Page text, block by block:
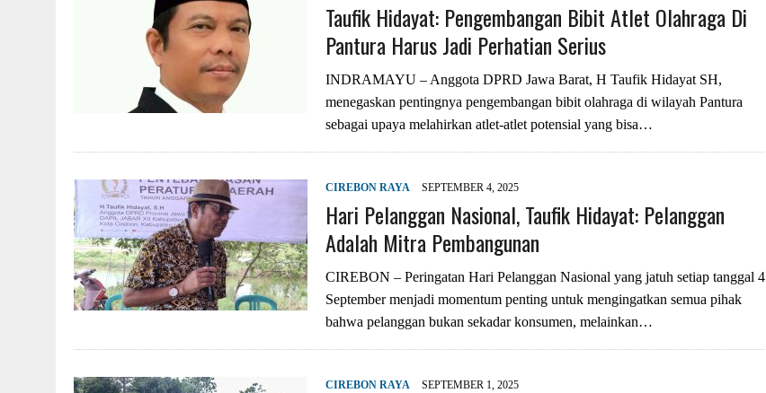
Taufik Hidayat: Pengembangan Bibit Atlet Olahraga Di
Pantura Harus Jadi Perhatian Serius
INDRAMAYU – Anggota DPRD Jawa Barat, H Taufik Hidayat SH,
menegaskan pentingnya pengembangan bibit olahraga di wilayah Pantura
sebagai upaya melahirkan atlet-atlet potensial yang bisa…
CIREBON RAYA SEPTEMBER 4, 2025
Hari Pelanggan Nasional, Taufik Hidayat: Pelanggan
Adalah Mitra Pembangunan
CIREBON – Peringatan Hari Pelanggan Nasional yang jatuh setiap tanggal 4
September menjadi momentum penting untuk mengingatkan semua pihak
bahwa pelanggan bukan sekadar konsumen, melainkan…
CIREBON RAYA SEPTEMBER 1, 2025